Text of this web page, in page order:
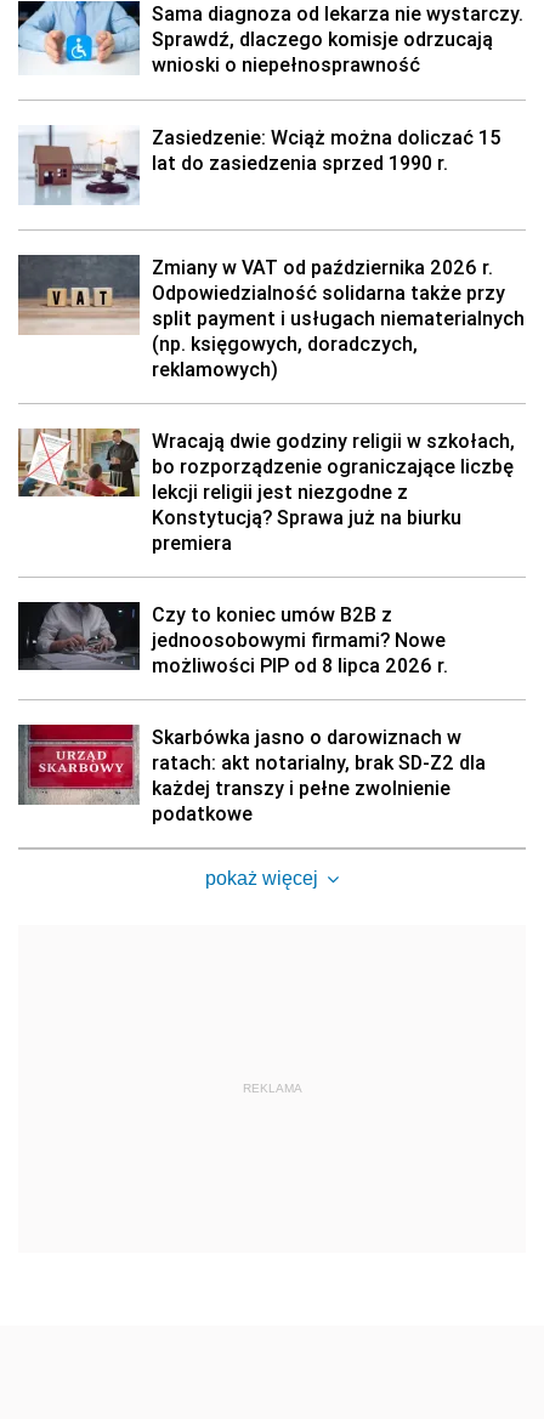
Sama diagnoza od lekarza nie wystarczy.
Sprawdź, dlaczego komisje odrzucają
wnioski o niepełnosprawność
Zasiedzenie: Wciąż można doliczać 15
lat do zasiedzenia sprzed 1990 r.
Zmiany w VAT od października 2026 r.
Odpowiedzialność solidarna także przy
split payment i usługach niematerialnych
(np. księgowych, doradczych,
reklamowych)
Wracają dwie godziny religii w szkołach,
bo rozporządzenie ograniczające liczbę
lekcji religii jest niezgodne z
Konstytucją? Sprawa już na biurku
premiera
Czy to koniec umów B2B z
jednoosobowymi firmami? Nowe
możliwości PIP od 8 lipca 2026 r.
Skarbówka jasno o darowiznach w
ratach: akt notarialny, brak SD-Z2 dla
każdej transzy i pełne zwolnienie
podatkowe
pokaż więcej
REKLAMA